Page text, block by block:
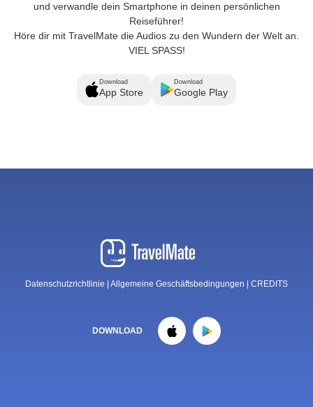
und verwandle dein Smartphone in deinen persönlichen
Reiseführer!
Höre dir mit TravelMate die Audios zu den Wundern der Welt an.
VIEL SPASS!
Download
App Store
Download
Google Play
Datenschutzrichtlinie Allgemeine Geschäftsbedingungen CREDITS
DOWNLOAD